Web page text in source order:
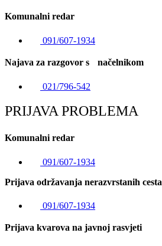
Komunalni redar
091/607-1934
Najava za razgovor s načelnikom
021/796-542
PRIJAVA PROBLEMA
Komunalni redar
091/607-1934
Prijava održavanja nerazvrstanih cesta
091/607-1934
Prijava kvarova na javnoj rasvjeti